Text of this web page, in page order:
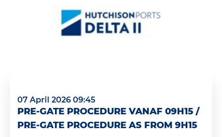
07 April 2026 09:45
PRE-GATE PROCEDURE VANAF 09H15 /
PRE-GATE PROCEDURE AS FROM 9H15